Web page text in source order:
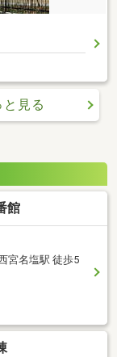
と見る
館
宮名塩駅 徒歩5